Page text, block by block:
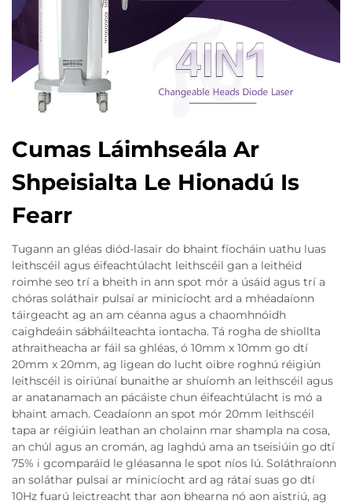
Cumas Láimhseála Ar
Shpeisialta Le Hionadú Is
Fearr
Tugann an gléas diód-lasair do bhaint fíocháin uathu luas
leithscéil agus éifeachtúlacht leithscéil gan a leithéid
roimhe seo trí a bheith in ann spot mór a úsáid agus trí a
chóras soláthair pulsaí ar minicíocht ard a mhéadaíonn
táirgeacht ag an am céanna agus a chaomhnóidh
caighdeáin sábháilteachta iontacha. Tá rogha de shiollta
athraitheacha ar fáil sa ghléas, ó 10mm x 10mm go dtí
20mm x 20mm, ag ligean do lucht oibre roghnú réigiún
leithscéil is oiriúnaí bunaithe ar shuíomh an leithscéil agus
ar anatanamach an pácáiste chun éifeachtúlacht is mó a
bhaint amach. Ceadaíonn an spot mór 20mm leithscéil
tapa ar réigiúin leathan an cholainn mar shampla na cosa,
an chúl agus an cromán, ag laghdú ama an tseisiúin go dtí
75% i gcomparáid le gléasanna le spot níos lú. Soláthraíonn
an soláthar pulsaí ar minicíocht ard ag rátaí suas go dtí
10Hz fuarú leictreacht thar aon bhearna nó aon aistriú, ag